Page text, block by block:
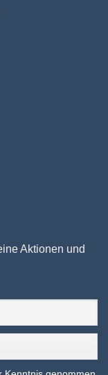
Aktionen und